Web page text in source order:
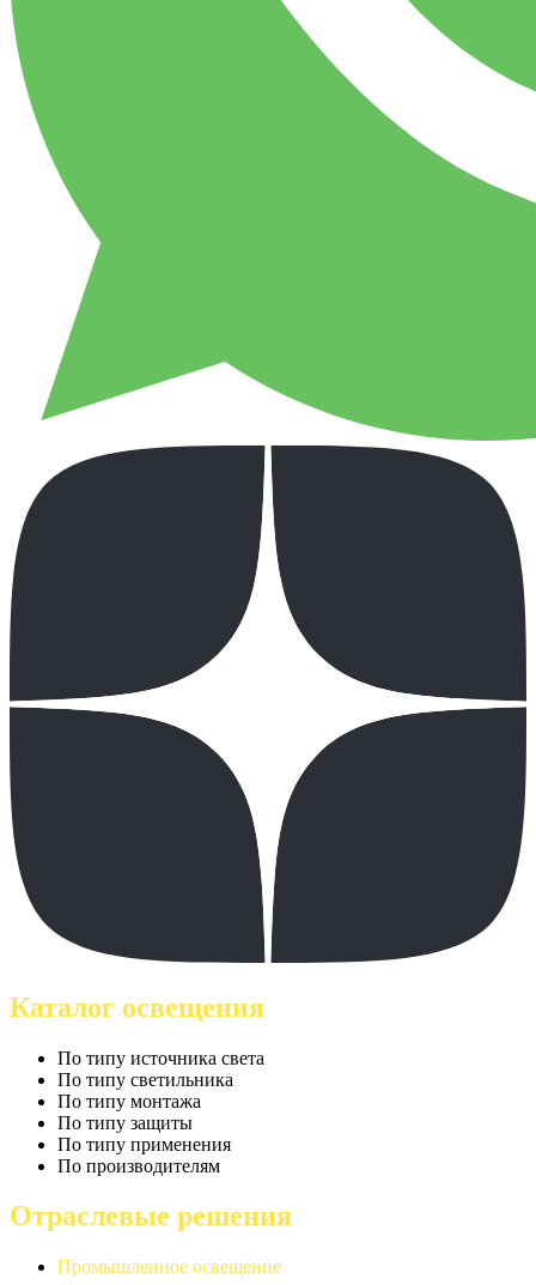
Каталог освещения
По типу источника света
По типу светильника
По типу монтажа
По типу защиты
По типу применения
По производителям
Отраслевые решения
Промышленное освещение